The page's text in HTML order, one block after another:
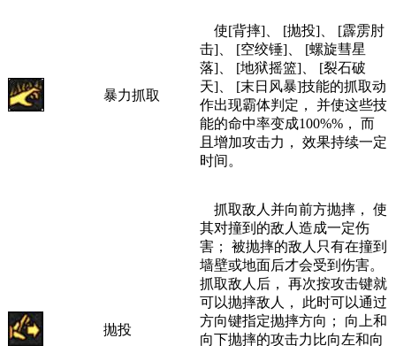
暴力抓取
使[背摔]、 [抛投]、 [霹雳肘
击]、 [空绞锤]、 [螺旋彗星
落]、 [地狱摇篮]、 [裂石破
天]、 [末日风暴]技能的抓取动
作出现霸体判定， 并使这些技
能的命中率变成100%%， 而
且增加攻击力， 效果持续一定
时间。
抛投
抓取敌人并向前方抛摔， 使
其对撞到的敌人造成一定伤
害； 被抛摔的敌人只有在撞到
墙壁或地面后才会受到伤害。
抓取敌人后， 再次按攻击键就
可以抛摔敌人， 此时可以通过
方向键指定抛摔方向； 向上和
向下抛摔的攻击力比向左和向